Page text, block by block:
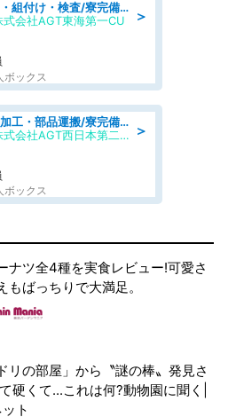
＞
半導体製品の加工・組付け・検査/寮完備/日勤/日払い/工場・製造
会社AGT東海第一CU
ボックス
＞
自動車製品の機械加工・部品運搬/寮完備/日払い/工場・製造
UTエージェント株式会社AGT西日本第二CU
ボックス
ナツ全4種を実食レビュー!可愛さ
もばっちりで大満足。
リの部屋」から〝謎の棒〟発見さ
硬くて...これは何?動物園に聞く|
ト